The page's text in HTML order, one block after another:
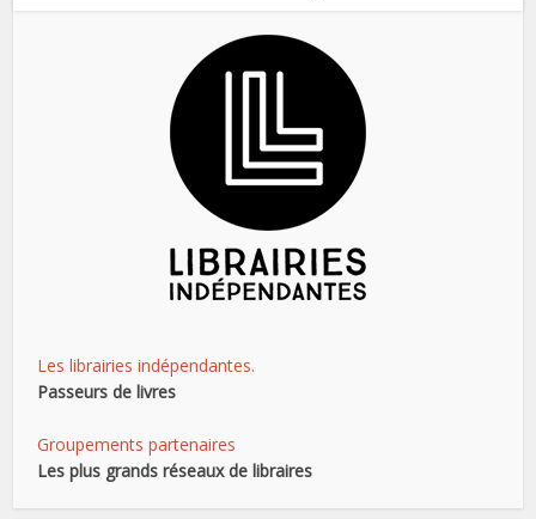
Les librairies indépendantes.
Passeurs de livres
Groupements partenaires
Les plus grands réseaux de libraires